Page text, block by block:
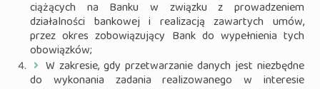
ciążących na Banku w związku z prowadzeniem
działalności bankowej i realizacją zawartych umów,
przez okres zobowiązujący Bank do wypełnienia tych
obowiązków;
W zakresie, gdy przetwarzanie danych jest niezbędne
do wykonania zadania realizowanego w interesie